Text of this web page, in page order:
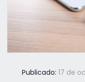
Publicado: 17 de